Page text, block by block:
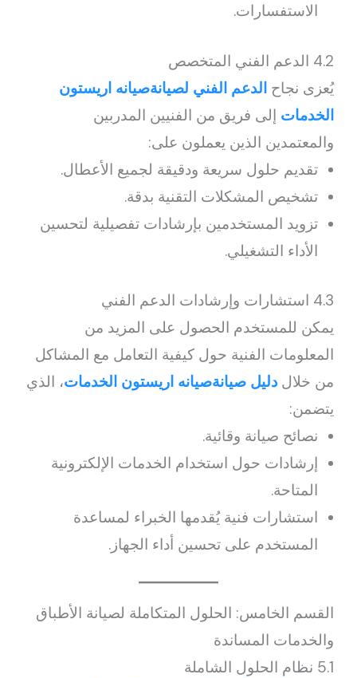
الاستفسارات.
4.2 الدعم الفني المتخصص
يُعزى نجاحالدعم الفني لصيانةصيانه اريستون
الخدمات إلى فريق من الفنيين المدربين
والمعتمدين الذين يعملون على:
تقديم حلول سريعة ودقيقة لجميع الأعطال.
تشخيص المشكلات التقنية بدقة.
تزويد المستخدمين بإرشادات تفصيلية لتحسين
الأداء التشغيلي.
4.3 استشارات وإرشادات الدعم الفني
يمكن للمستخدم الحصول على المزيد من
المعلومات الفنية حول كيفية التعامل مع المشاكل
من خلالدليل صيانةصيانه اريستون الخدمات، الذي
يتضمن:
نصائح صيانة وقائية.
إرشادات حول استخدام الخدمات الإلكترونية
المتاحة.
استشارات فنية يُقدمها الخبراء لمساعدة
المستخدم على تحسين أداء الجهاز.
القسم الخامس: الحلول المتكاملة لصيانة الأطباق
والخدمات المساندة
5.1 نظام الحلول الشاملة